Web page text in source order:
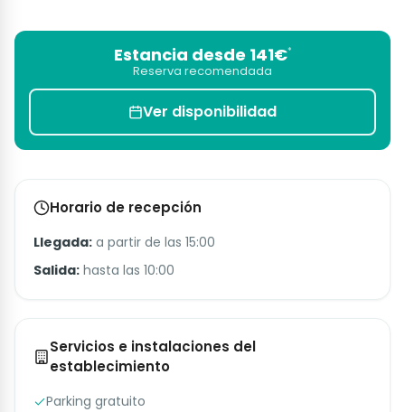
Estancia desde 141€*
Reserva recomendada
Ver disponibilidad
Horario de recepción
Llegada: a partir de las 15:00
Salida: hasta las 10:00
Servicios e instalaciones del
establecimiento
Parking gratuito